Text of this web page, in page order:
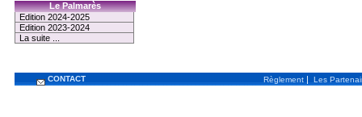
Le Palmarès
Edition 2024-2025
Edition 2023-2024
La suite ...
CONTACT Règlement | Les